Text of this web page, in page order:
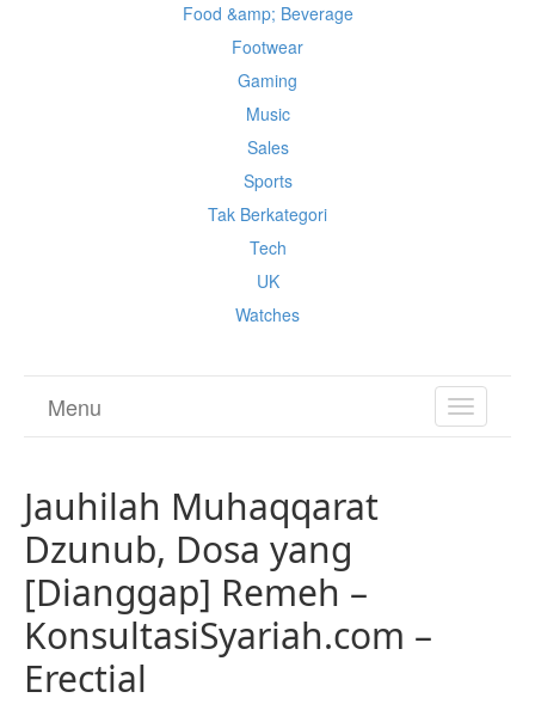
Food &amp; Beverage
Footwear
Gaming
Music
Sales
Sports
Tak Berkategori
Tech
UK
Watches
TOGGLE
Menu
Jauhilah Muhaqqarat
Dzunub, Dosa yang
[Dianggap] Remeh –
KonsultasiSyariah.com –
Erectial